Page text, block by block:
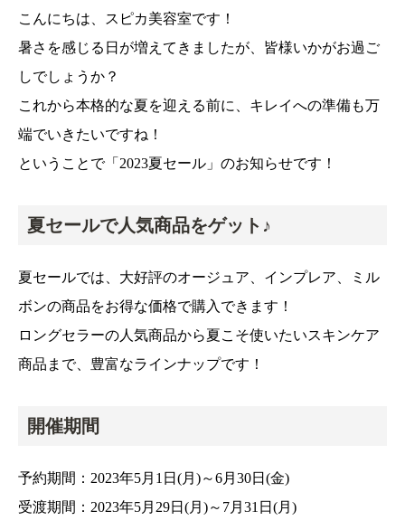
こんにちは、スピカ美容室です！
暑さを感じる日が増えてきましたが、皆様いかがお過ご
しでしょうか？
これから本格的な夏を迎える前に、キレイへの準備も万
端でいきたいですね！
ということで「2023夏セール」のお知らせです！
夏セールで人気商品をゲット♪
夏セールでは、大好評のオージュア、インプレア、ミル
ボンの商品をお得な価格で購入できます！
ロングセラーの人気商品から夏こそ使いたいスキンケア
商品まで、豊富なラインナップです！
開催期間
予約期間：2023年5月1日(月)～6月30日(金)
受渡期間：2023年5月29日(月)～7月31日(月)